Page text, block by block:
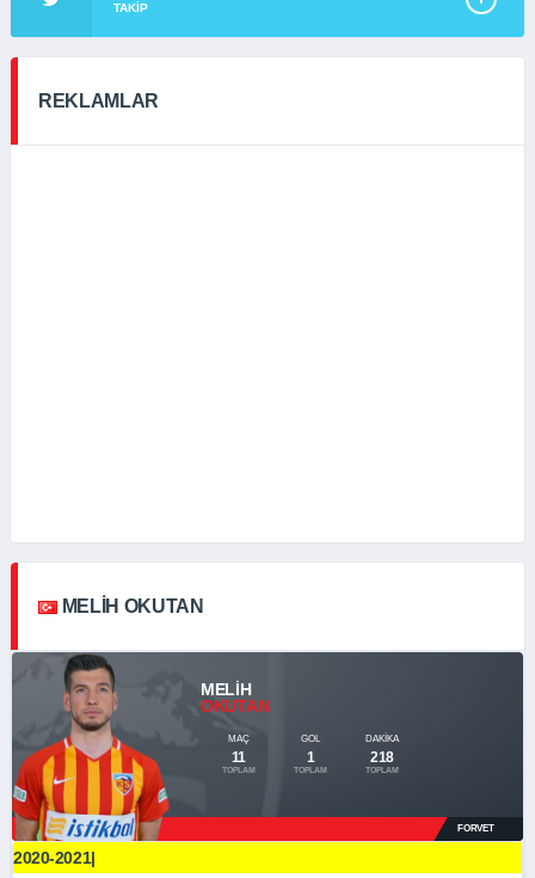
TAKIP
REKLAMLAR
MELIH OKUTAN
MELIH
OKUTAN
MAÇ
11
TOPLAM
GOL
1
TOPLAM
DAKIKA
218
TOPLAM
FORVET
2020-2021|